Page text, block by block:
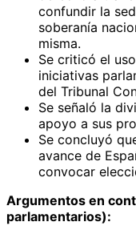
confundir la
soberanía
misma.
Se criticó el
iniciativas
del Tribunal
Se señaló la
apoyo a sus
Se concluyó
avance de
convocar
Argumentos en
parlamentarios):